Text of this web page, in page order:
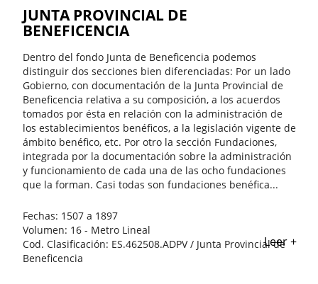
JUNTA PROVINCIAL DE
BENEFICENCIA
Dentro del fondo Junta de Beneficencia podemos
distinguir dos secciones bien diferenciadas: Por un lado
Gobierno, con documentación de la Junta Provincial de
Beneficencia relativa a su composición, a los acuerdos
tomados por ésta en relación con la administración de
los establecimientos benéficos, a la legislación vigente de
ámbito benéfico, etc. Por otro la sección Fundaciones,
integrada por la documentación sobre la administración
y funcionamiento de cada una de las ocho fundaciones
que la forman. Casi todas son fundaciones benéfica...
Fechas: 1507 a 1897
Volumen: 16 - Metro Lineal
Cod. Clasificación: ES.462508.ADPV / Junta Provincial de
Beneficencia
Leer +